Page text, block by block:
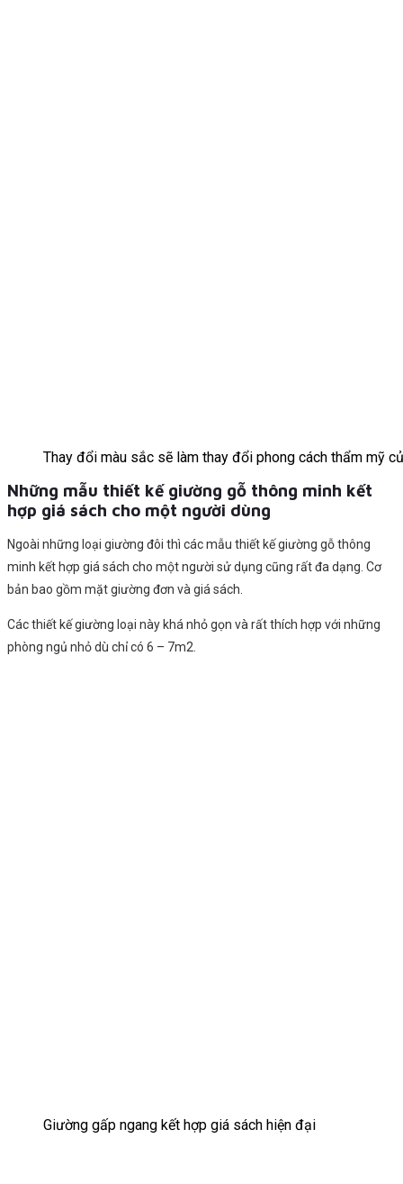
Thay đổi màu sắc sẽ làm thay đổi phong cách thẩm mỹ
Những mẫu thiết kế giường gỗ thông minh kết
hợp giá sách cho một người dùng
Ngoài những loại giường đôi thì các mẫu thiết kế giường gỗ thông
minh kết hợp giá sách cho một người sử dụng cũng rất đa dạng. Cơ
bản bao gồm mặt giường đơn và giá sách.
Các thiết kế giường loại này khá nhỏ gọn và rất thích hợp với những
phòng ngủ nhỏ dù chỉ có 6 – 7m2.
Giường gấp ngang kết hợp giá sách hiện đại